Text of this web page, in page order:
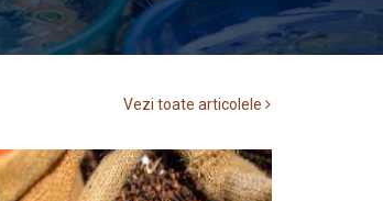
Vezi toate articolele